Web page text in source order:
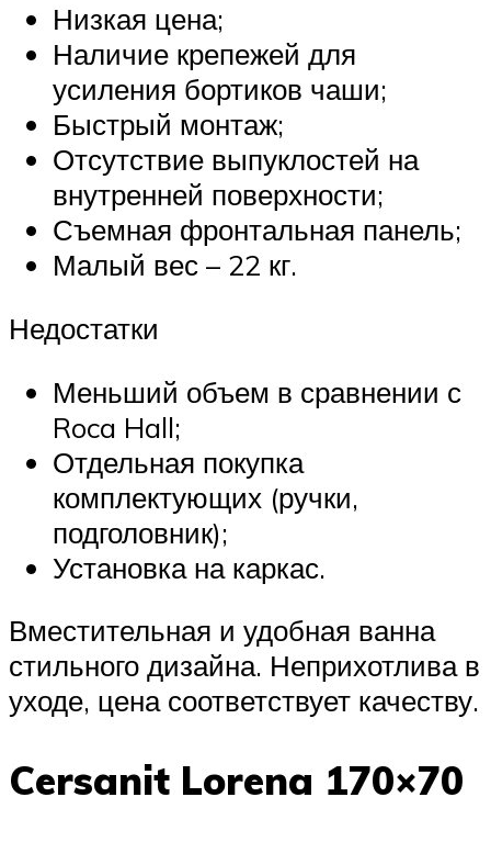
Низкая цена;
Наличие крепежей для
усиления бортиков чаши;
Быстрый монтаж;
Отсутствие выпуклостей на
внутренней поверхности;
Съемная фронтальная панель;
Малый вес – 22 кг.
Недостатки
Меньший объем в сравнении с
Roca Hall;
Отдельная покупка
комплектующих (ручки,
подголовник);
Установка на каркас.
Вместительная и удобная ванна
стильного дизайна. Неприхотлива в
уходе, цена соответствует качеству.
Cersanit Lorena 170×70